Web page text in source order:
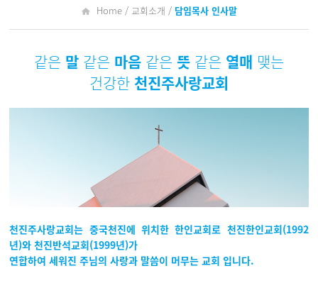
Home / 교회소개 / 담임목사 인사말
같은 말 같은 마음 같은 뜻 같은 열매 맺는
건강한 천진주사랑교회
천진주사랑교회는 중국천진에 위치한 한인교회로 천진한인교회(1992
년)와 천진반석교회(1999년)가
연합하여 세워진 주님의 사랑과 말씀이 머무는 교회 입니다.